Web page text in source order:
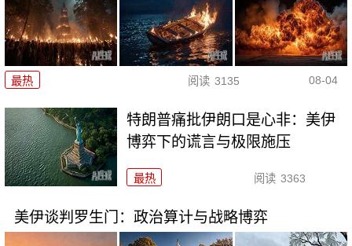
最热 阅读 3135 08-04
特朗普痛批伊朗口是心非：美伊
博弈下的谎言与极限施压
最热 阅读 3363
美伊谈判罗生门：政治算计与战略博弈